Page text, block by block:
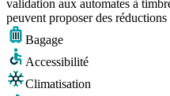
validation aux automates à
peuvent proposer des
Bagage
Accessibilité
Climatisation